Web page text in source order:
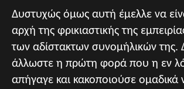
Δυστυχώς όμως αυτή έμελλε να
αρχή της φρικιαστικής της
των αδίστακτων συνομήλικών της.
άλλωστε η πρώτη φορά που η εν
απήγαγε και κακοποιούσε ομαδικά